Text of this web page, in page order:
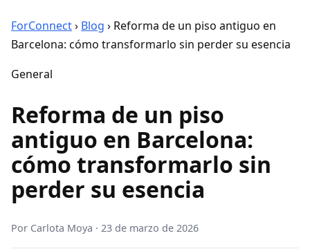
ForConnect› Blog › Reforma de un piso antiguo en
Barcelona: cómo transformarlo sin perder su esencia
General
Reforma de un piso
antiguo en Barcelona:
cómo transformarlo sin
perder su esencia
Por Carlota Moya · 23 de marzo de 2026